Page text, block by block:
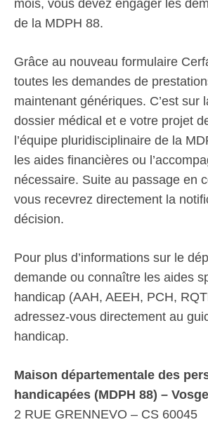
mois, vous devez engager les
de la MDPH 88.
Grâce au nouveau formulaire
toutes les demandes de
maintenant génériques. C’est sur
dossier médical et e votre projet
l’équipe pluridisciplinaire de la
les aides financières ou
nécessaire. Suite au passage en
vous recevrez directement la
décision.
Pour plus d’informations sur le
demande ou connaître les aides
handicap (AAH, AEEH, PCH,
adressez-vous directement au
handicap.
Maison départementale des
handicapées (MDPH 88) –
2 RUE GRENNEVO – CS 60045